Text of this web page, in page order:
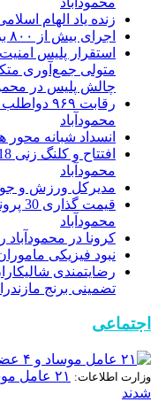
زنده یاد الهام
اجرای بیش از ۸۰۰ برنامه دهه فجر در محمودآباد
استقرار پلیس
متولی جمع‌آوری
چالش پلیس در
محمودآباد
انسداد شبانه محور هراز تا ۲۰ مرداد
محمودآباد
مدیرکل ورزش و
محمودآباد
کرونا در
نبود فیزیکی
رضایتمندی
تضمینی برنج
اجتماعی
وزارت اطلاعات:
شدند